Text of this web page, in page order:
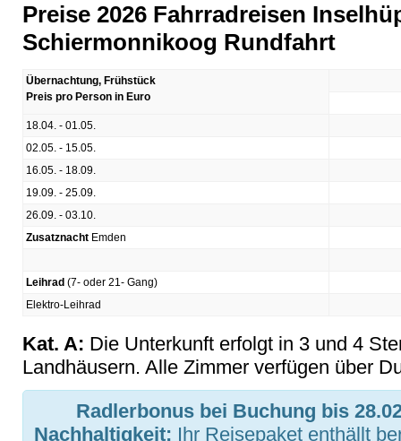
Preise 2026 Fahrradreisen
Schiermonnikoog Rundfahrt
Übernachtung, Frühstück
Preis pro Person in Euro
18.04. - 01.05.
02.05. - 15.05.
16.05. - 18.09.
19.09. - 25.09.
26.09. - 03.10.
Zusatznacht Emden
Leihrad (7- oder 21- Gang)
Elektro-Leihrad
Kat. A: Die Unterkunft erfolgt in 3 und 4
Landhäusern. Alle Zimmer verfügen über
Radlerbonus bei Buchung bis
Nachhaltigkeit: Ihr Reisepaket enthällt